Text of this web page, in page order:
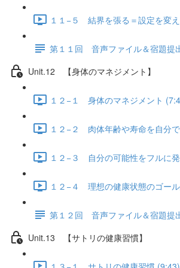
１１−５ 結界を張る＝設定を変
第１１回 音声ファイル＆宿題提
Unit.12 【身体のマネジメント】
１２−１ 身体のマネジメント
１２−２ 肉体年齢や寿命を自分
１２−３ 自分の可能性をフルに
１２−４ 理想の健康状態のゴー
第１２回 音声ファイル＆宿題提
Unit.13 【サトリの健康習慣】